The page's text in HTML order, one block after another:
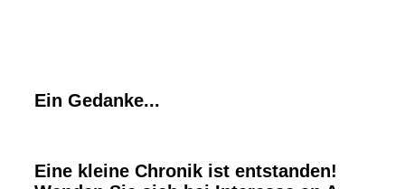
Ein Gedanke...
Eine kleine Chronik ist entstanden!